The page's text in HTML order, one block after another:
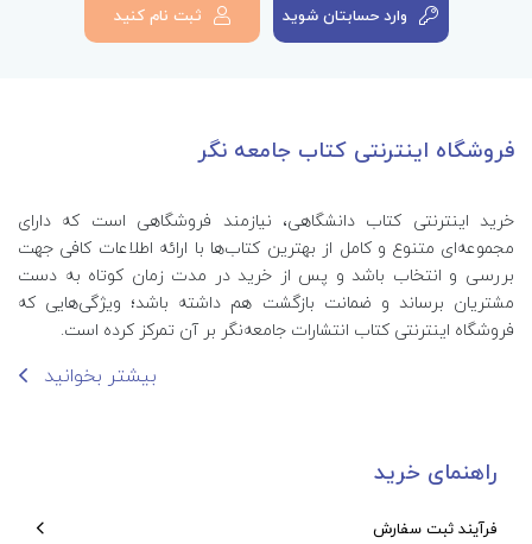
وارد حسابتان شوید ثبت نام کنید
فروشگاه اینترنتی کتاب جامعه نگر
خرید اینترنتی کتاب‌ دانشگاهی، نیازمند فروشگاهی است که دارای
مجموعه‌ای متنوع و کامل از بهترین کتاب‌ها با ارائه اطلاعات کافی جهت
بررسی و انتخاب باشد و پس از خرید در مدت زمان کوتاه به دست
مشتریان برساند و ضمانت بازگشت هم داشته باشد؛ ویژگی‌هایی که
فروشگاه اینترنتی کتاب انتشارات جامعه‌نگر بر آن تمرکز کرده است.
بیشتر بخوانید
راهنمای خرید
فرآیند ثبت سفارش